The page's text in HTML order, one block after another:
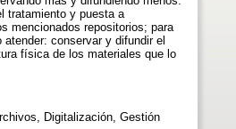
tratamiento y puesta a
mencionados repositorios; para
conservar y difundir el
física de los materiales que lo
Digitalización, Gestión